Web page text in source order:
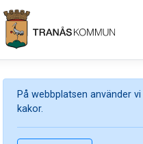
På webbplatsen använder
kakor.